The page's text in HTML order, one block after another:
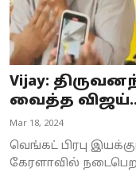
Vijay:
வைத்த விஜய்…
Mar 18, 2024
வெங்கட் பிரபு
கேரளாவில்